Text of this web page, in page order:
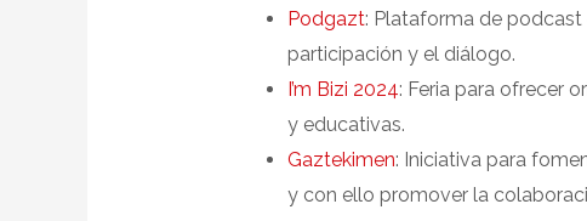
Podgazt: Plataforma de podcast
participación y el diálogo.
I’m Bizi 2024: Feria para ofrecer
y educativas.
Gaztekimen: Iniciativa para
y con ello promover la